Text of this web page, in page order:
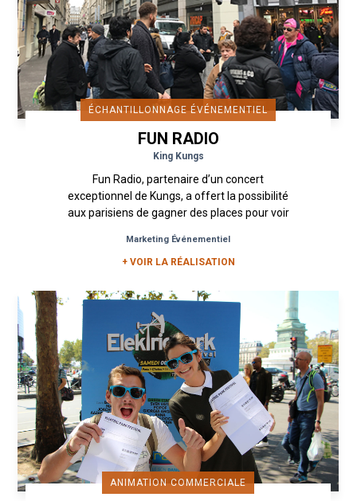
ÉCHANTILLONNAGE ÉVÉNEMENTIEL
FUN RADIO
King Kungs
Fun Radio, partenaire d’un concert
exceptionnel de Kungs, a offert la possibilité
aux parisiens de gagner des places pour voir
Marketing Événementiel
+ VOIR LA RÉALISATION
ANIMATION COMMERCIALE